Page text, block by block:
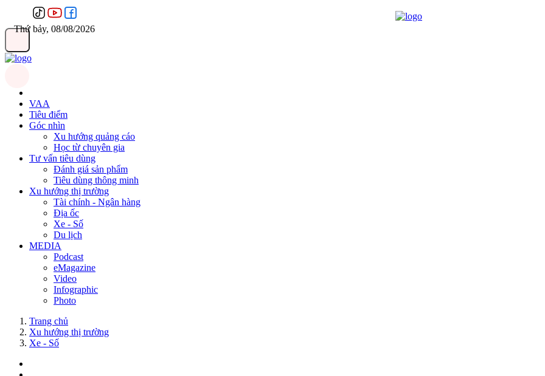
Thứ bảy, 08/08/2026
VAA
Tiêu điểm
Góc nhìn
Xu hướng quảng cáo
Học từ chuyên gia
Tư vấn tiêu dùng
Đánh giá sản phẩm
Tiêu dùng thông minh
Xu hướng thị trường
Tài chính - Ngân hàng
Địa ốc
Xe - Số
Du lịch
MEDIA
Podcast
eMagazine
Video
Infographic
Photo
Trang chủ
Xu hướng thị trường
Xe - Số